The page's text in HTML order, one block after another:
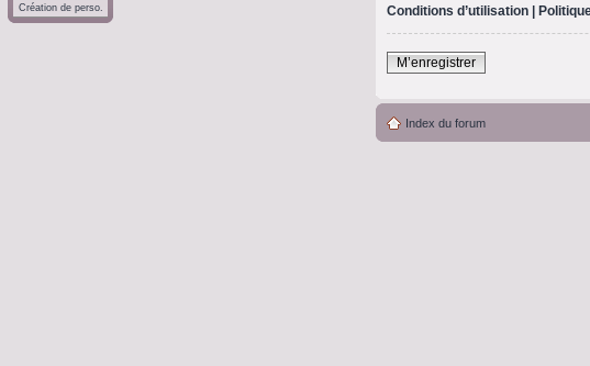
Création de perso.
Conditions d’utilisation
M’enregistrer
Index du forum